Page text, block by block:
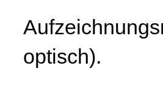
optisch).